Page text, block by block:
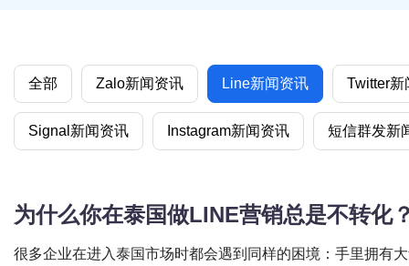
全部 Zalo新闻资讯 Line新闻资讯 Twitter新
Signal新闻资讯 Instagram新闻资讯 短信群发新
很多企业在进入泰国市场时都会遇到同样的困境：手里拥有